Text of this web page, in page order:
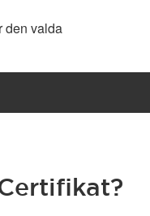
den valda